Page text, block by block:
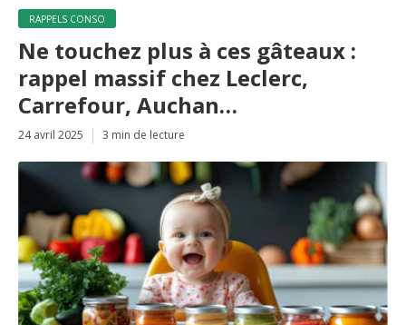
RAPPELS CONSO
Ne touchez plus à ces gâteaux :
rappel massif chez Leclerc,
Carrefour, Auchan…
24 avril 2025 3 min de lecture